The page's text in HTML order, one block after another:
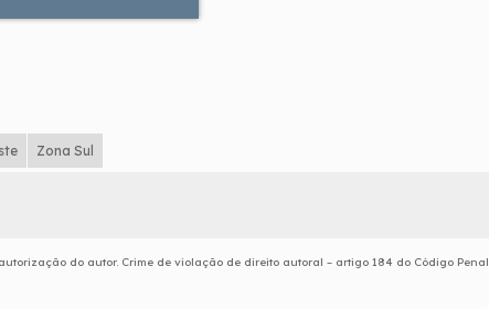
Zona Sul
do autor. Crime de violação de direito autoral – artigo 184 do Código Penal